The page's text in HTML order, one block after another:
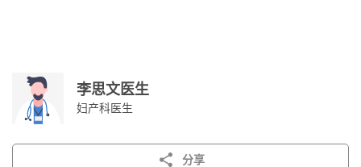
李思文医生
妇产科医生
分享